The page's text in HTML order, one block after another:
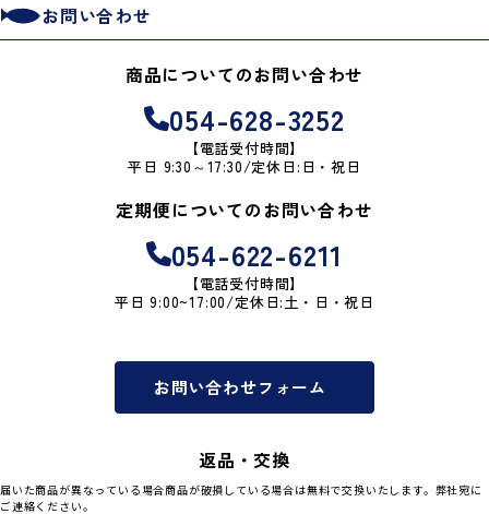
お問い合わせ
商品についてのお問い合わせ
054-628-3252
【電話受付時間】
平日 9:30～17:30/定休日:日・祝日
定期便についてのお問い合わせ
054-622-6211
【電話受付時間】
平日 9:00~17:00/定休日:土・日・祝日
お問い合わせフォーム
返品・交換
届いた商品が異なっている場合商品が破損している場合は無料で交換いたします。弊社宛に
ご連絡ください。